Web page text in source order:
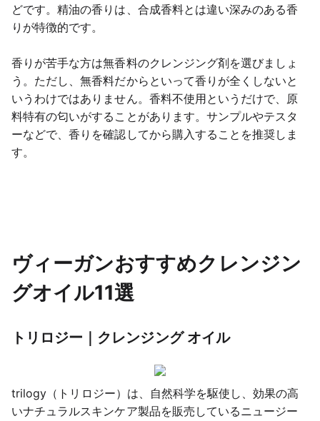
どです。精油の香りは、合成香料とは違い深みのある香
りが特徴的です。
香りが苦手な方は無香料のクレンジング剤を選びましょ
う。ただし、無香料だからといって香りが全くしないと
いうわけではありません。香料不使用というだけで、原
料特有の匂いがすることがあります。サンプルやテスタ
ーなどで、香りを確認してから購入することを推奨しま
す。
ヴィーガンおすすめクレンジン
グオイル11選
トリロジー｜クレンジング オイル
trilogy（トリロジー）は、自然科学を駆使し、効果の高
いナチュラルスキンケア製品を販売しているニュージー